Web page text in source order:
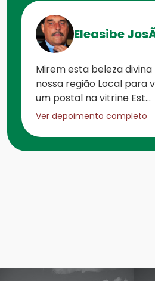
Eleasibe
Mirem esta beleza
nossa região Local para
um postal na vitrine Est...
Ver depoimento completo